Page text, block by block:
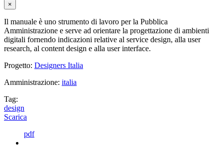
×
Il manuale è uno strumento di lavoro per la Pubblica
Amministrazione e serve ad orientare la progettazione di ambienti
digitali fornendo indicazioni relative al service design, alla user
research, al content design e alla user interface.
Progetto: Designers Italia
Amministrazione: italia
Tag:
design
Scarica
pdf